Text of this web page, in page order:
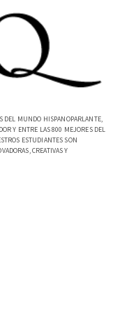
DEL MUNDO HISPANOPARLANTE,
Y ENTRE LAS 800 MEJORES DEL
ESTUDIANTES SON
CREATIVAS Y